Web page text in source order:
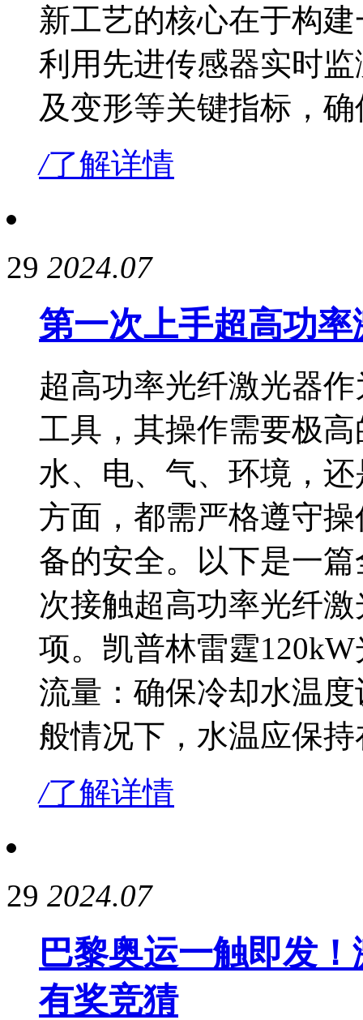
新工艺的核心在于构
利用先进传感器实时
及变形等关键指标，
/了解详情
29 2024.07
第一次上手超高功
超高功率光纤激光器
工具，其操作需要极
水、电、气、环境，
方面，都需严格遵守
备的安全。以下是一
次接触超高功率光纤
项。凯普林雷霆
流量：确保冷却水温
般情况下，水温应保
/了解详情
29 2024.07
巴黎奥运一触即发
有奖竞猜